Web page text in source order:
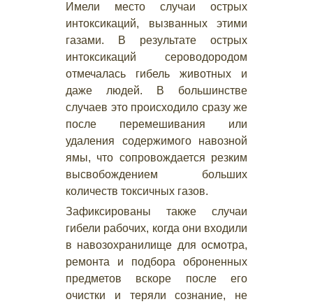
Имели место случаи острых
интоксикаций, вызванных этими
газами. В результате острых
интоксикаций сероводородом
отмечалась гибель животных и
даже людей. В большинстве
случаев это происходило сразу же
после перемешивания или
удаления содержимого навозной
ямы, что сопровождается резким
высвобождением больших
количеств токсичных газов.
Зафиксированы также случаи
гибели рабочих, когда они входили
в навозохранилище для осмотра,
ремонта и подбора оброненных
предметов вскоре после его
очистки и теряли сознание, не